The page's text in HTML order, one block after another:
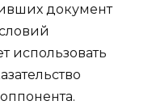
документ
использовать